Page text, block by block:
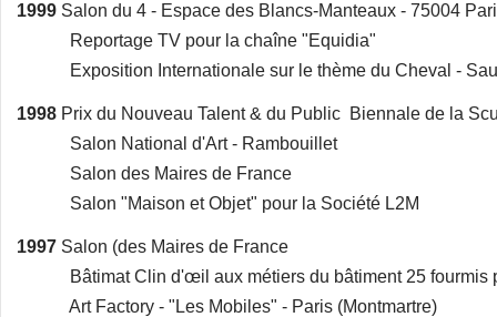
1999 Salon du 4 - Espace des Blancs-Manteaux - 75004
Reportage TV pour la chaîne "Equidia"
Exposition Internationale sur le thème du Cheval -
1998 Prix du Nouveau Talent & du Public Biennale de la
Salon National d'Art - Rambouillet
Salon des Maires de France
Salon "Maison et Objet" pour la Société L2M
1997 Salon (des Maires de France
Bâtimat Clin d'œil aux métiers du bâtiment 25 fourmis
Art Factory - "Les Mobiles" - Paris (Montmartre)